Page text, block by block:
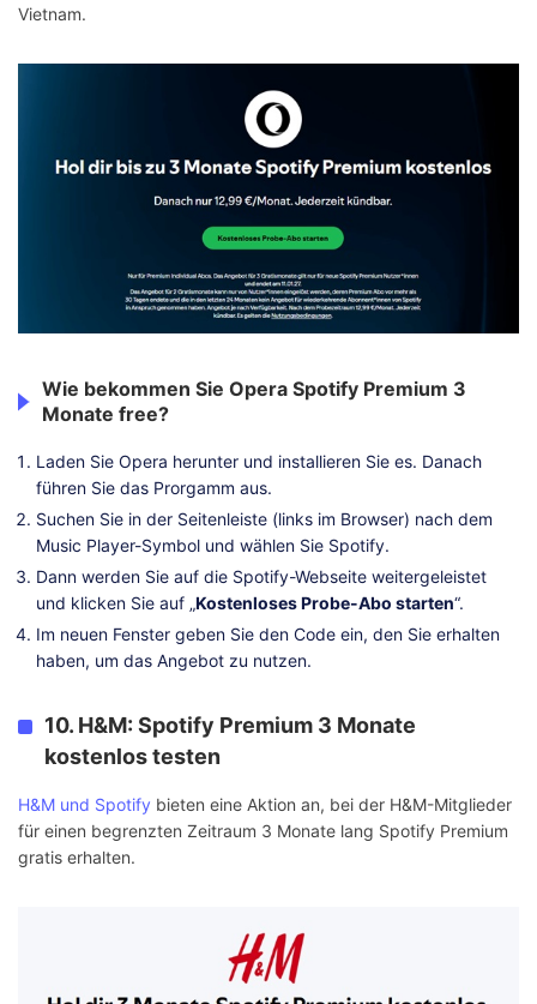
Vietnam.
Wie bekommen Sie Opera Spotify Premium 3
Monate free?
Laden Sie Opera herunter und installieren Sie es. Danach
führen Sie das Prorgamm aus.
Suchen Sie in der Seitenleiste (links im Browser) nach dem
Music Player-Symbol und wählen Sie Spotify.
Dann werden Sie auf die Spotify-Webseite weitergeleistet
und klicken Sie auf „Kostenloses Probe-Abo starten“.
Im neuen Fenster geben Sie den Code ein, den Sie erhalten
haben, um das Angebot zu nutzen.
10. H&M: Spotify Premium 3 Monate
kostenlos testen
H&M und Spotify bieten eine Aktion an, bei der H&M-Mitglieder
für einen begrenzten Zeitraum 3 Monate lang Spotify Premium
gratis erhalten.